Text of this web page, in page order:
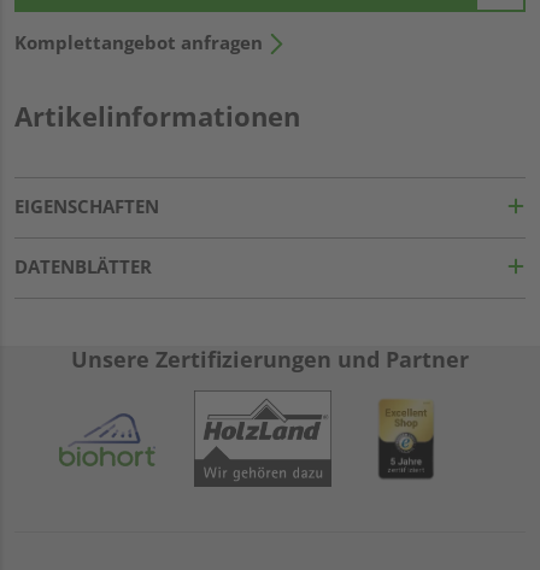
Komplettangebot anfragen
Artikelinformationen
EIGENSCHAFTEN
DATENBLÄTTER
Unsere Zertifizierungen und Partner